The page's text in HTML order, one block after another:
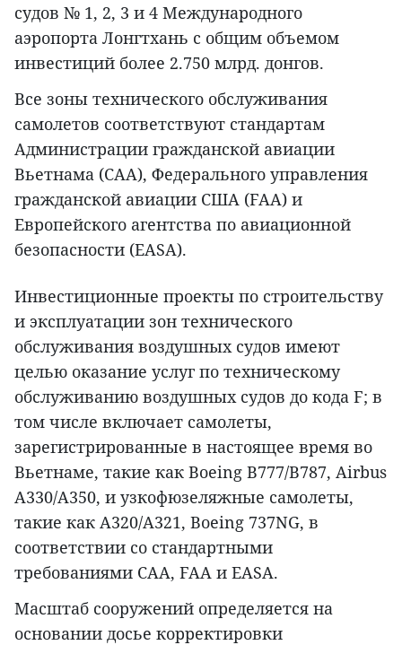
судов № 1, 2, 3 и 4 Международного
аэропорта Лонгтхань с общим объемом
инвестиций более 2.750 млрд. донгов.
Все зоны технического обслуживания
самолетов соответствуют стандартам
Администрации гражданской авиации
Вьетнама (CAA), Федерального управления
гражданской авиации США (FAA) и
Европейского агентства по авиационной
безопасности (EASA).
Инвестиционные проекты по строительству
и эксплуатации зон технического
обслуживания воздушных судов имеют
целью оказание услуг по техническому
обслуживанию воздушных судов до кода F; в
том числе включает самолеты,
зарегистрированные в настоящее время во
Вьетнаме, такие как Boeing B777/B787, Airbus
A330/A350, и узкофюзеляжные самолеты,
такие как A320/A321, Boeing 737NG, в
соответствии со стандартными
требованиями CAA, FAA и EASA.
Масштаб сооружений определяется на
основании досье корректировки